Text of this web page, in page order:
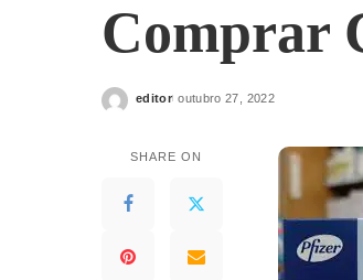
Comprar
Posted
editor outubro 27, 2022
SHARE ON